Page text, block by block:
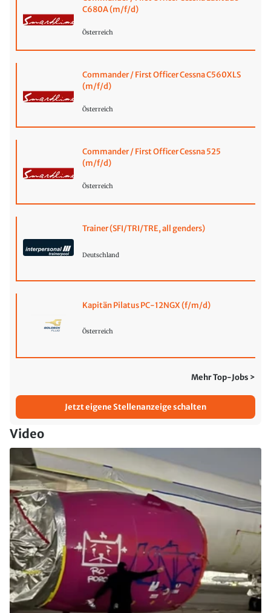
C680A (m/f/d)
Österreich
Commander / First Officer Cessna C560XLS
(m/f/d)
Österreich
Commander / First Officer Cessna 525
(m/f/d)
Österreich
Trainer (SFI/TRI/TRE, all genders)
Deutschland
Kapitän Pilatus PC-12NGX (f/m/d)
Österreich
Mehr Top-Jobs >
Jetzt eigene Stellenanzeige schalten
Video